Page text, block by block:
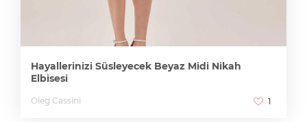
Hayallerinizi Süsleyecek Beyaz Midi Nikah
Elbisesi
Oleg Cassini 1